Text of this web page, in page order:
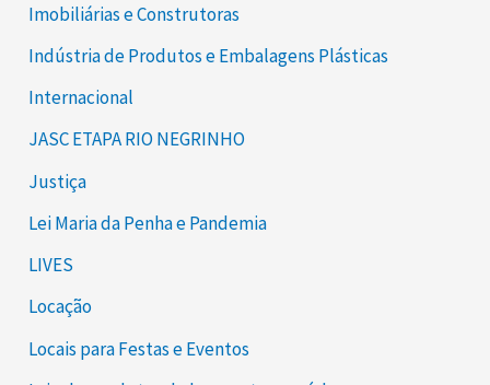
Imobiliárias e Construtoras
Indústria de Produtos e Embalagens Plásticas
Internacional
JASC ETAPA RIO NEGRINHO
Justiça
Lei Maria da Penha e Pandemia
LIVES
Locação
Locais para Festas e Eventos